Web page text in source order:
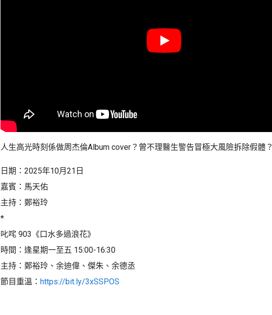
人生高光時刻係做周杰倫Album cover？曾不理醫生警告冒極大風險拆除假體？
日期：2025年10月21日
嘉賓：馬天佑
主持：鄭裕玲
*
叱咤 903《口水多過浪花》
時間：逢星期一至五 15:00-16:30
主持：鄭裕玲、余迪偉、傑朱、余德丞
節目重溫： https://bit.ly/3xSSPOS